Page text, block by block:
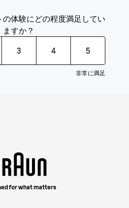
体験にどの程度満足してい
ますか？
3 4 5
非常に満足
for what matters